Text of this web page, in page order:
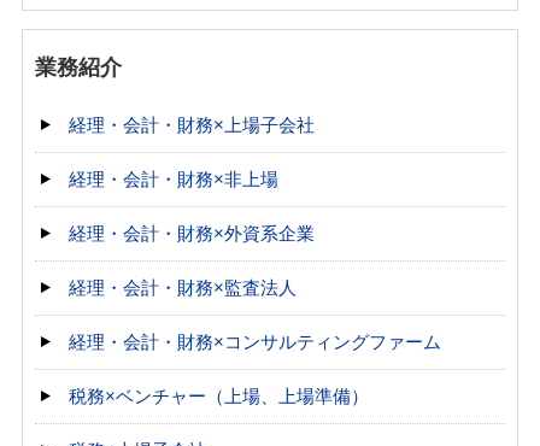
業務紹介
経理・会計・財務×上場子会社
経理・会計・財務×非上場
経理・会計・財務×外資系企業
経理・会計・財務×監査法人
経理・会計・財務×コンサルティングファーム
税務×ベンチャー（上場、上場準備）